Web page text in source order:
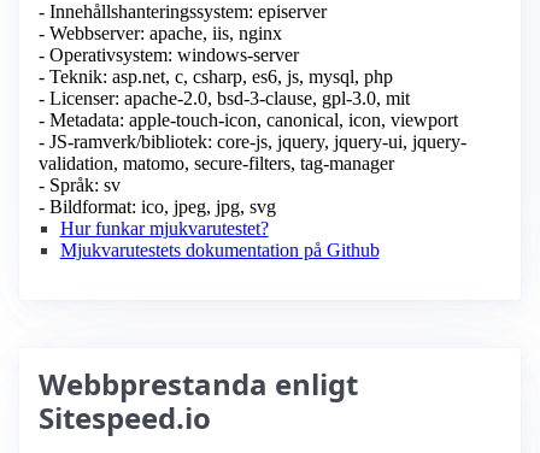
- Innehållshanteringssystem: episerver
- Webbserver: apache, iis, nginx
- Operativsystem: windows-server
- Teknik: asp.net, c, csharp, es6, js, mysql, php
- Licenser: apache-2.0, bsd-3-clause, gpl-3.0, mit
- Metadata: apple-touch-icon, canonical, icon, viewport
- JS-ramverk/bibliotek: core-js, jquery, jquery-ui, jquery-
validation, matomo, secure-filters, tag-manager
- Språk: sv
- Bildformat: ico, jpeg, jpg, svg
Hur funkar mjukvarutestet?
Mjukvarutestets dokumentation på Github
Webbprestanda enligt
Sitespeed.io